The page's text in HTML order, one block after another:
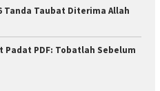
Tanda Taubat Diterima Allah
PDF: Tobatlah Sebelum